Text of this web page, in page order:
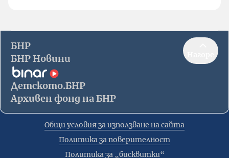
БНР
БНР Новини
Детското.БНР
Архивен фонд на БНР
Общи условия за използване на сайта
Политика за поверителност
Политика за „бисквитки“